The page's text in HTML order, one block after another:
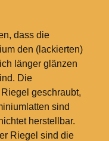
dass die
den (lackierten)
länger glänzen
Die
geschraubt,
sind
herstellbar.
Riegel sind die